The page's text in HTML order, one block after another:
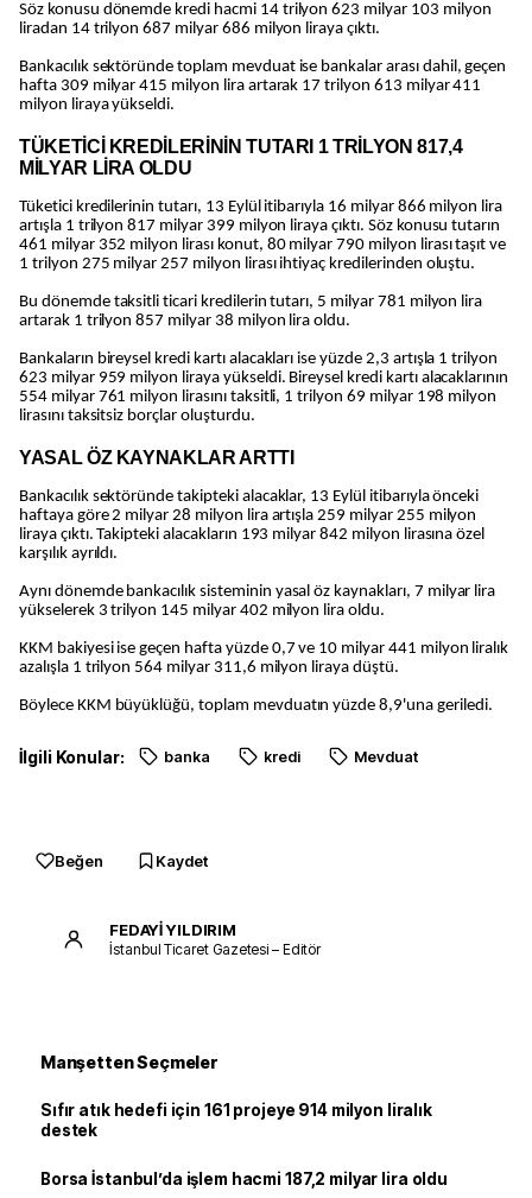
Söz konusu dönemde kredi hacmi 14 trilyon 623 milyar 103 milyon
liradan 14 trilyon 687 milyar 686 milyon liraya çıktı.
Bankacılık sektöründe toplam mevduat ise bankalar arası dahil, geçen
hafta 309 milyar 415 milyon lira artarak 17 trilyon 613 milyar 411
milyon liraya yükseldi.
TÜKETİCİ KREDİLERİNİN TUTARI 1 TRİLYON 817,4
MİLYAR LİRA OLDU
Tüketici kredilerinin tutarı, 13 Eylül itibarıyla 16 milyar 866 milyon lira
artışla 1 trilyon 817 milyar 399 milyon liraya çıktı. Söz konusu tutarın
461 milyar 352 milyon lirası konut, 80 milyar 790 milyon lirası taşıt ve
1 trilyon 275 milyar 257 milyon lirası ihtiyaç kredilerinden oluştu.
Bu dönemde taksitli ticari kredilerin tutarı, 5 milyar 781 milyon lira
artarak 1 trilyon 857 milyar 38 milyon lira oldu.
Bankaların bireysel kredi kartı alacakları ise yüzde 2,3 artışla 1 trilyon
623 milyar 959 milyon liraya yükseldi. Bireysel kredi kartı alacaklarının
554 milyar 761 milyon lirasını taksitli, 1 trilyon 69 milyar 198 milyon
lirasını taksitsiz borçlar oluşturdu.
YASAL ÖZ KAYNAKLAR ARTTI
Bankacılık sektöründe takipteki alacaklar, 13 Eylül itibarıyla önceki
haftaya göre 2 milyar 28 milyon lira artışla 259 milyar 255 milyon
liraya çıktı. Takipteki alacakların 193 milyar 842 milyon lirasına özel
karşılık ayrıldı.
Aynı dönemde bankacılık sisteminin yasal öz kaynakları, 7 milyar lira
yükselerek 3 trilyon 145 milyar 402 milyon lira oldu.
KKM bakiyesi ise geçen hafta yüzde 0,7 ve 10 milyar 441 milyon liralık
azalışla 1 trilyon 564 milyar 311,6 milyon liraya düştü.
Böylece KKM büyüklüğü, toplam mevduatın yüzde 8,9'una geriledi.
İlgili Konular: banka kredi Mevduat
Beğen Kaydet
FEDAYİ YILDIRIM
İstanbul Ticaret Gazetesi – Editör
Manşetten Seçmeler
Sıfır atık hedefi için 161 projeye 914 milyon liralık
destek
Borsa İstanbul’da işlem hacmi 187,2 milyar lira oldu